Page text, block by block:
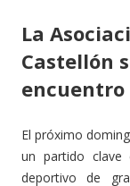
La
Castellón
encuentro
El próximo
un partido
deportivo de